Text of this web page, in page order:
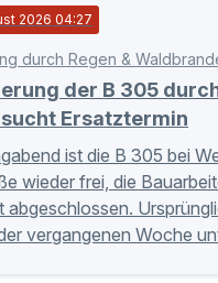
2026 04:27
durch Regen &
der B 305
Ersatztermin
ist die B 305 bei
wieder frei, die
abgeschlossen.
vergangenen Woche